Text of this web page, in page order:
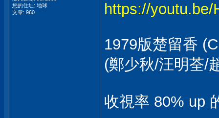
您的住址: 地球
文章: 960
https://youtu.be/
1979版楚留香
(鄭少秋/汪明荃/
收視率 80% up